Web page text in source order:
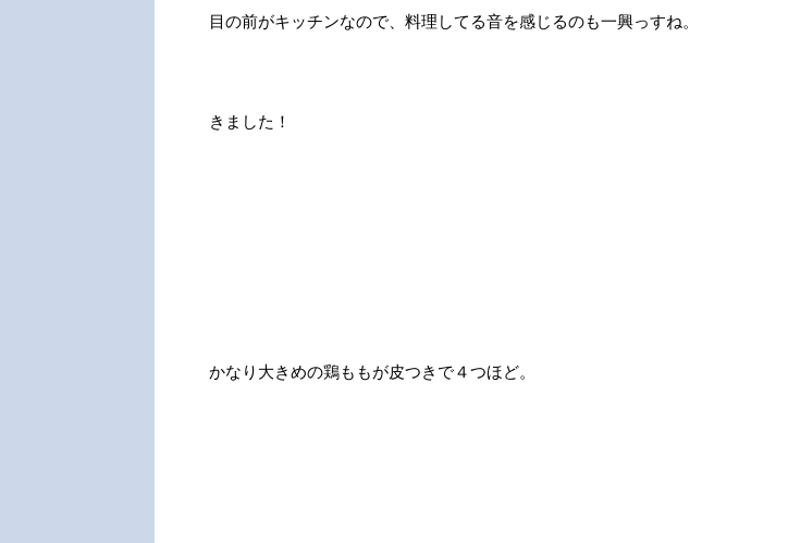
目の前がキッチンなので、料理してる音を感じるのも一興っすね。
きました！
かなり大きめの鶏ももが皮つきで４つほど。